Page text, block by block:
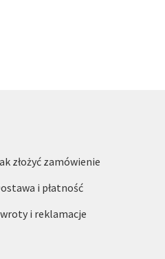
złożyć zamówienie
i płatność
i reklamacje